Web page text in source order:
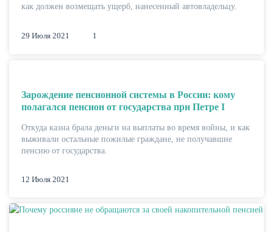
как должен возмещать ущерб, нанесенный автовладельцу.
29 Июля 2021 1
Зарождение пенсионной системы в России: кому
полагался пенсион от государства при Петре I
Откуда казна брала деньги на выплаты во время войны, и как
выживали остальные пожилые граждане, не получавшие
пенсию от государства.
12 Июля 2021